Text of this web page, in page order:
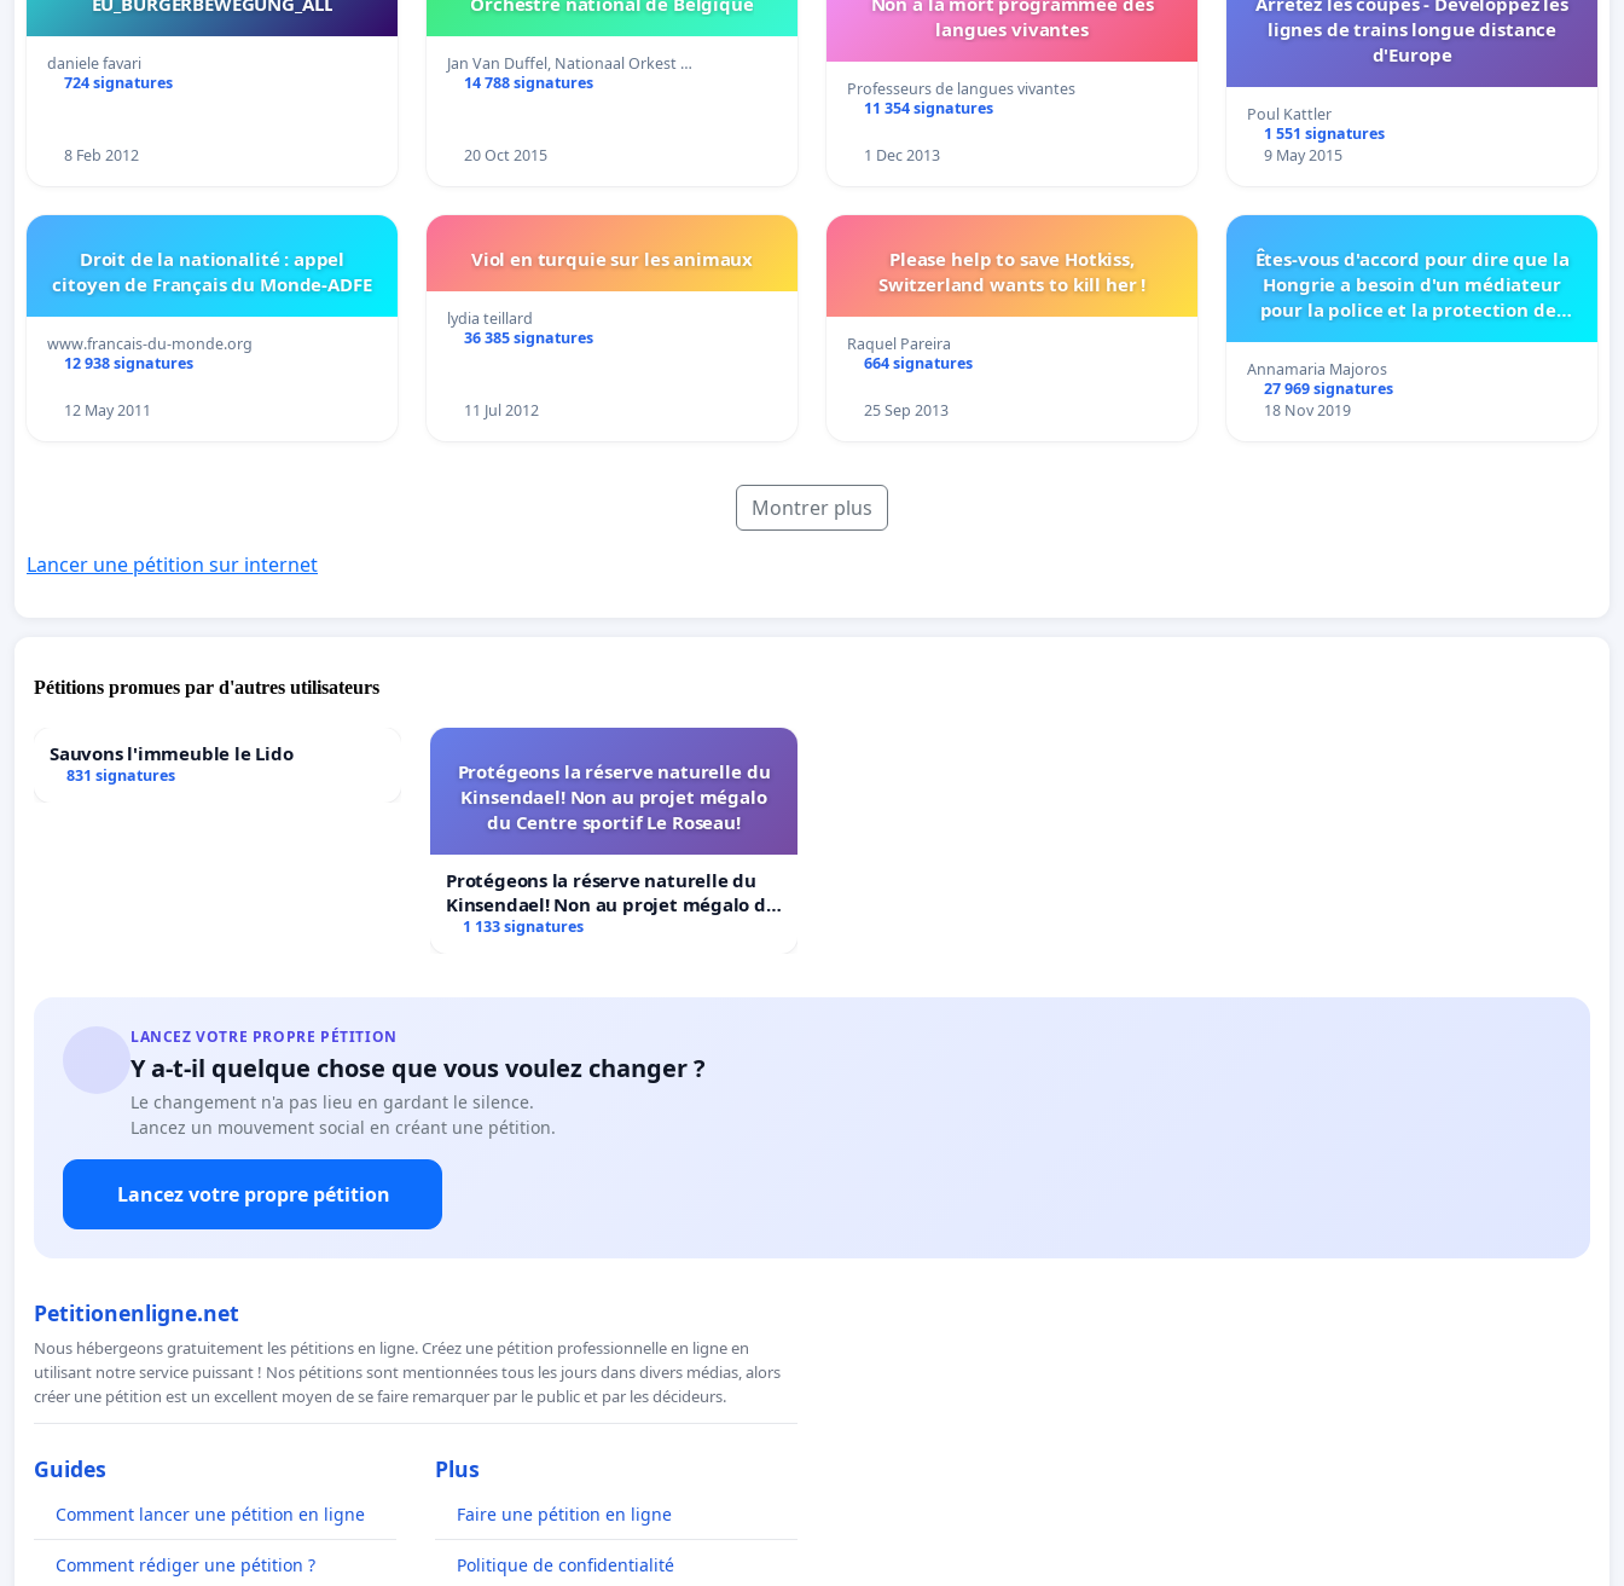
daniele favari
724 signatures
8 Feb 2012
Jan Van Duffel, Nationaal Orkest …
14 788 signatures
20 Oct 2015
langues vivantes
Professeurs de langues vivantes
11 354 signatures
1 Dec 2013
lignes de trains longue distance
d'Europe
Poul Kattler
1 551 signatures
9 May 2015
Droit de la nationalité : appel
citoyen de Français du Monde-ADFE
www.francais-du-monde.org
12 938 signatures
12 May 2011
Viol en turquie sur les animaux
lydia teillard
36 385 signatures
11 Jul 2012
Please help to save Hotkiss,
Switzerland wants to kill her !
Raquel Pareira
664 signatures
25 Sep 2013
Êtes-vous d'accord pour dire que la
Hongrie a besoin d'un médiateur
pour la police et la protection des
OUVERTE)
Annamaria Majoros
27 969 signatures
18 Nov 2019
Montrer plus
Lancer une pétition sur internet
Pétitions promues par d'autres utilisateurs
Sauvons l'immeuble le Lido
831 signatures
Protégeons la réserve naturelle du
Kinsendael! Non au projet mégalo
du Centre sportif Le Roseau!
Protégeons la réserve naturelle du
Kinsendael! Non au projet mégalo du
Centre sportif Le Roseau!
1 133 signatures
LANCEZ VOTRE PROPRE PÉTITION
Y a-t-il quelque chose que vous voulez changer ?
Le changement n'a pas lieu en gardant le silence.
Lancez un mouvement social en créant une pétition.
Lancez votre propre pétition
Petitionenligne.net
Nous hébergeons gratuitement les pétitions en ligne. Créez une pétition professionnelle en ligne en
utilisant notre service puissant ! Nos pétitions sont mentionnées tous les jours dans divers médias, alors
créer une pétition est un excellent moyen de se faire remarquer par le public et par les décideurs.
Guides
Comment lancer une pétition en ligne
Comment rédiger une pétition ?
Plus
Faire une pétition en ligne
Politique de confidentialité